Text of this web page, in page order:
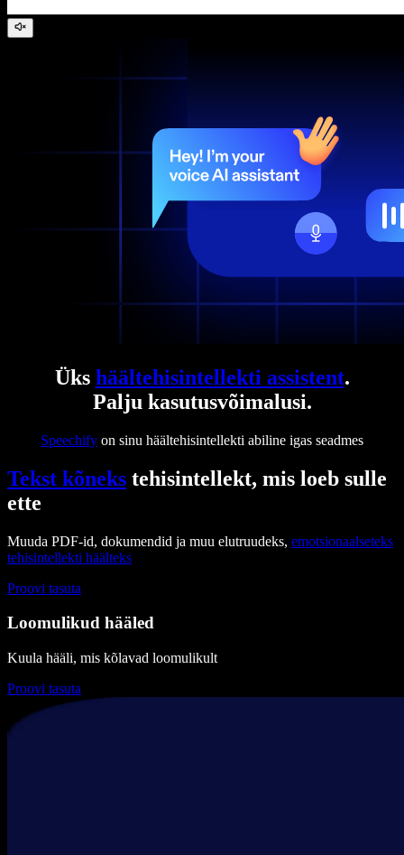
Üks häältehisintellekti assistent.
Palju kasutusvõimalusi.
Speechify on sinu häältehisintellekti abiline igas seadmes
Tekst kõneks tehisintellekt, mis loeb sulle
ette
Muuda PDF-id, dokumendid ja muu elutruudeks, emotsionaalseteks
tehisintellekti häälteks
Proovi tasuta
Loomulikud hääled
Kuula hääli, mis kõlavad loomulikult
Proovi tasuta